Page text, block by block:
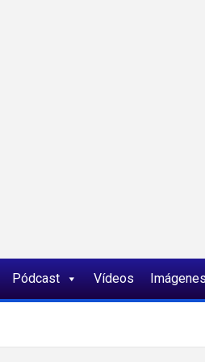
Pódcast Vídeos